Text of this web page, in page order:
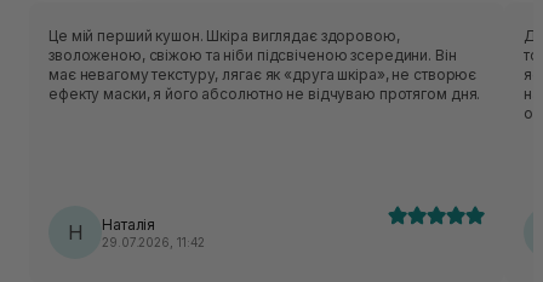
Це мій перший кушон. Шкіра виглядає здоровою,
зволоженою, свіжою та ніби підсвіченою зсередини. Він
має невагому текстуру, лягає як «друга шкіра», не створює
ефекту маски, я його абсолютно не відчуваю протягом дня.
Н Наталія
29.07.2026, 11:42